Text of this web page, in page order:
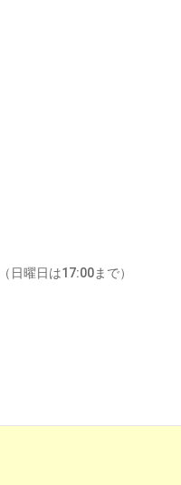
日曜日は17:00まで）